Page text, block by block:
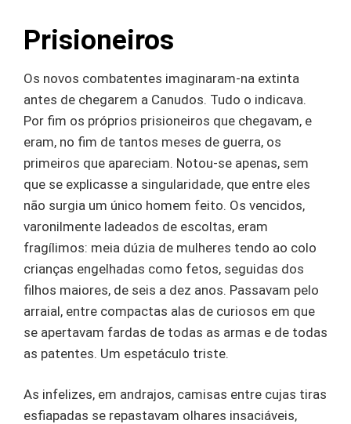
Prisioneiros
Os novos combatentes imaginaram-na extinta
antes de chegarem a Canudos. Tudo o indicava.
Por fim os próprios prisioneiros que chegavam, e
eram, no fim de tantos meses de guerra, os
primeiros que apareciam. Notou-se apenas, sem
que se explicasse a singularidade, que entre eles
não surgia um único homem feito. Os vencidos,
varonilmente ladeados de escoltas, eram
fragílimos: meia dúzia de mulheres tendo ao colo
crianças engelhadas como fetos, seguidas dos
filhos maiores, de seis a dez anos. Passavam pelo
arraial, entre compactas alas de curiosos em que
se apertavam fardas de todas as armas e de todas
as patentes. Um espetáculo triste.
As infelizes, em andrajos, camisas entre cujas tiras
esfiapadas se repastavam olhares insaciáveis,